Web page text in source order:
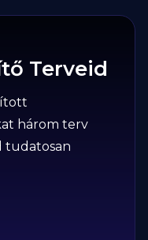
Terveid
három terv
tudatosan